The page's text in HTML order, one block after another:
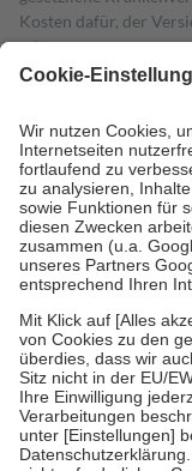
Kosten dafür, der
mit.
Grundsätzlich leisten
höchstens zehn Euro.
Kosten der Leistung
Diese Regeln gelten
Bei Heilmitteln und
Zuzahlung zehn
Verordnung.
Um das Engagement
stärken und die
fallenkeine
• Kindern und
mit Ausnahme der
• Untersuchungen zur
GKV getragen werden
• empfohlenen